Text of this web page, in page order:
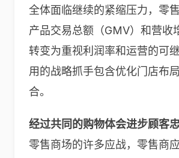
全体面临继续的紧缩压力，零
产品交易总额（GMV）和营收
转变为重视利润率和运营的可
用的战略抓手包含优化门店布
合。
经过共同的购物体会进步顾客忠
零售商场的许多应战，零售商